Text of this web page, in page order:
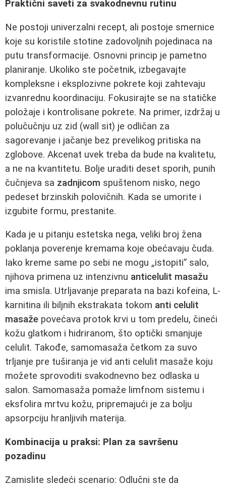
Praktični saveti za svakodnevnu rutinu
Ne postoji univerzalni recept, ali postoje smernice
koje su koristile stotine zadovoljnih pojedinaca na
putu transformacije. Osnovni princip je pametno
planiranje. Ukoliko ste početnik, izbegavajte
kompleksne i eksplozivne pokrete koji zahtevaju
izvanrednu koordinaciju. Fokusirajte se na statičke
položaje i kontrolisane pokrete. Na primer, izdržaj u
polučučnju uz zid (wall sit) je odličan za
sagorevanje i jačanje bez prevelikog pritiska na
zglobove. Akcenat uvek treba da bude na kvalitetu,
a ne na kvantitetu. Bolje uraditi deset sporih, punih
čučnjeva sa zadnjicom spuštenom nisko, nego
pedeset brzinskih polovičnih. Kada se umorite i
izgubite formu, prestanite.
Kada je u pitanju estetska nega, veliki broj žena
poklanja poverenje kremama koje obećavaju čuda.
Iako kreme same po sebi ne mogu „istopiti” salo,
njihova primena uz intenzivnu anticelulit masažu
ima smisla. Utrljavanje preparata na bazi kofeina, L-
karnitina ili biljnih ekstrakata tokom anti celulit
masaže povećava protok krvi u tom predelu, čineći
kožu glatkom i hidriranom, što optički smanjuje
celulit. Takođe, samomasaža četkom za suvo
trljanje pre tuširanja je vid anti celulit masaže koju
možete sprovoditi svakodnevno bez odlaska u
salon. Samomasaža pomaže limfnom sistemu i
eksfolira mrtvu kožu, pripremajući je za bolju
apsorpciju hranljivih materija.
Kombinacija u praksi: Plan za savršenu
pozadinu
Zamislite sledeći scenario: Odlučni ste da